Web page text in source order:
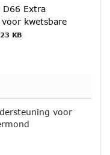
D66 Extra
kwetsbare
KB
voor